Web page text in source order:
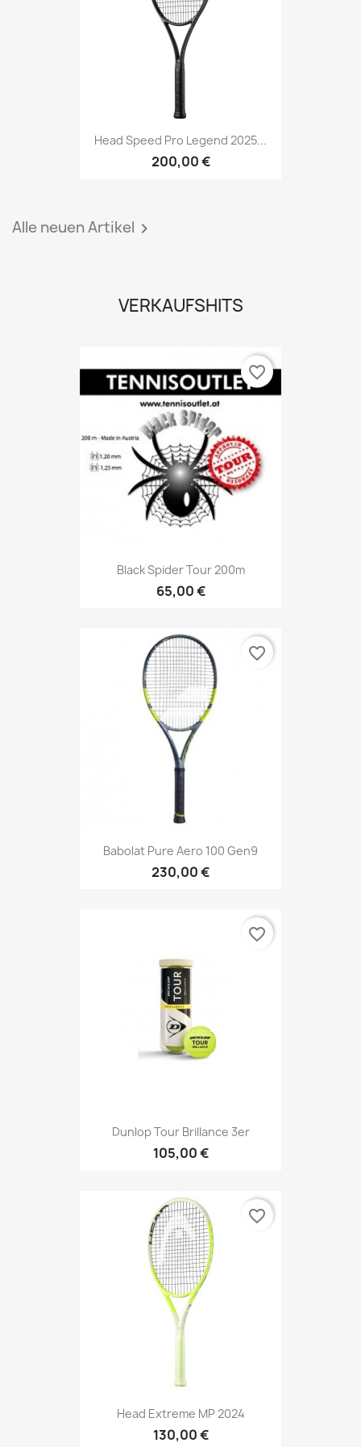
Head Speed Pro Legend 2025...
200,00 €
Alle neuen Artikel 
VERKAUFSHITS
Black Spider Tour 200m
65,00 €
favorite_border
Babolat Pure Aero 100 Gen9
230,00 €
favorite_border
Dunlop Tour Brillance 3er
105,00 €
favorite_border
Head Extreme MP 2024
130,00 €
favorite_border